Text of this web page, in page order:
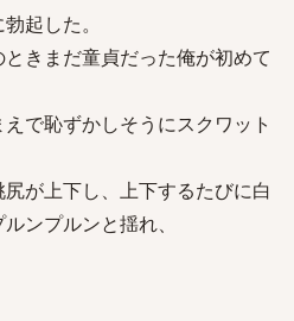
起した。
きまだ童貞だった俺が初めて
で恥ずかしそうにスクワット
が上下し、上下するたびに白
ンプルンと揺れ、